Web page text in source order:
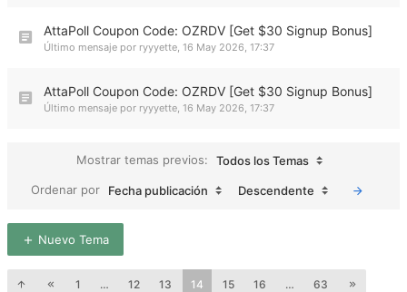
AttaPoll Coupon Code: OZRDV [Get $30 Signup Bonus]
Último mensaje por ryyyette, 16 May 2026, 17:37
AttaPoll Coupon Code: OZRDV [Get $30 Signup Bonus]
Último mensaje por ryyyette, 16 May 2026, 17:37
Mostrar temas previos:
Todos los Temas
Ordenar por
Fecha publicación Descendente
Nuevo Tema
1 … 12 13 14 15 16 … 63